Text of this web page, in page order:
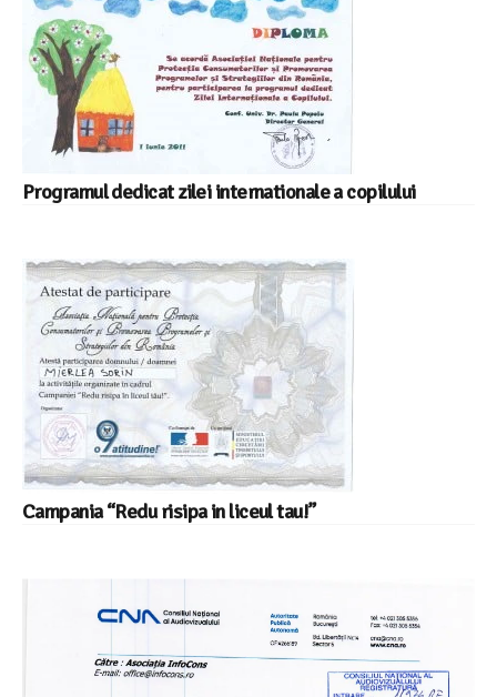
Programul dedicat zilei internationale a copilului
Campania “Redu risipa in liceul tau!”